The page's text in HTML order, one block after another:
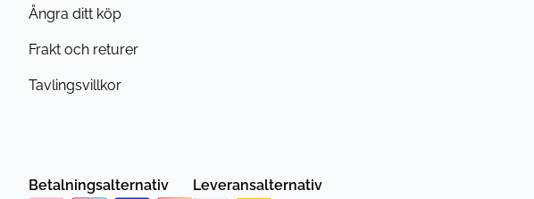
Ångra ditt köp
Frakt och returer
Tavlingsvillkor
Betalningsalternativ Leveransalternativ